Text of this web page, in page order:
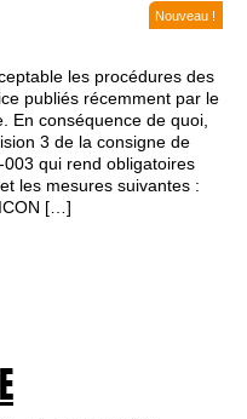
Nouveau !
les procédures des
publiés récemment par le
En conséquence de quoi,
3 de la consigne de
qui rend obligatoires
les mesures suivantes :
[…]